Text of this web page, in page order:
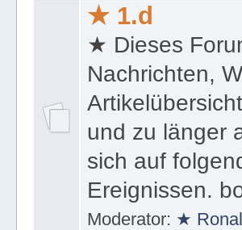
★ 1.d
★ Dieses
Nachrichten,
und zu länger
sich auf
Ereignissen.
Moderator: ★